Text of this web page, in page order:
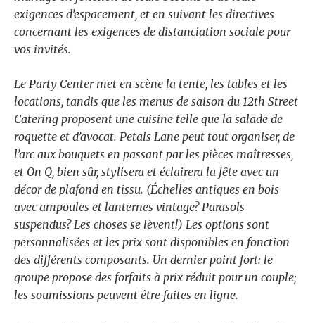
exigences d’espacement, et en suivant les directives
concernant les exigences de distanciation sociale pour
vos invités.
Le Party Center met en scène la tente, les tables et les
locations, tandis que les menus de saison du 12th Street
Catering proposent une cuisine telle que la salade de
roquette et d’avocat. Petals Lane peut tout organiser, de
l’arc aux bouquets en passant par les pièces maîtresses,
et On Q, bien sûr, stylisera et éclairera la fête avec un
décor de plafond en tissu. (Échelles antiques en bois
avec ampoules et lanternes vintage? Parasols
suspendus? Les choses se lèvent!) Les options sont
personnalisées et les prix sont disponibles en fonction
des différents composants. Un dernier point fort: le
groupe propose des forfaits à prix réduit pour un couple;
les soumissions peuvent être faites en ligne.